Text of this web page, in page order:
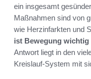
ein insgesamt
Maßnahmen sind von
wie Herzinfarkten und
ist Bewegung
Antwort liegt in den
Kreislauf-System mit